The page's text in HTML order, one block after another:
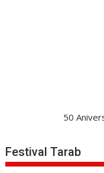
50
Festival Tarab